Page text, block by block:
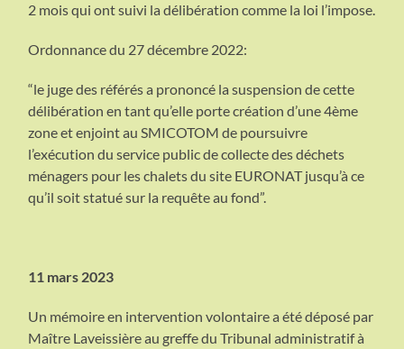
2 mois qui ont suivi la délibération comme la loi l’impose.
Ordonnance du 27 décembre 2022:
“le juge des référés a prononcé la suspension de cette
délibération en tant qu’elle porte création d’une 4ème
zone et enjoint au SMICOTOM de poursuivre
l’exécution du service public de collecte des déchets
ménagers pour les chalets du site EURONAT jusqu’à ce
qu’il soit statué sur la requête au fond”.
11 mars 2023
Un mémoire en intervention volontaire a été déposé par
Maître Laveissière au greffe du Tribunal administratif à